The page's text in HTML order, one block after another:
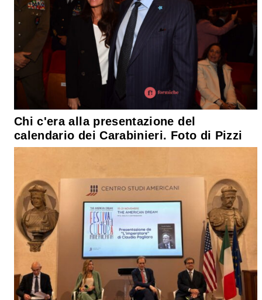
Chi c'era alla presentazione del
calendario dei Carabinieri. Foto di Pizzi